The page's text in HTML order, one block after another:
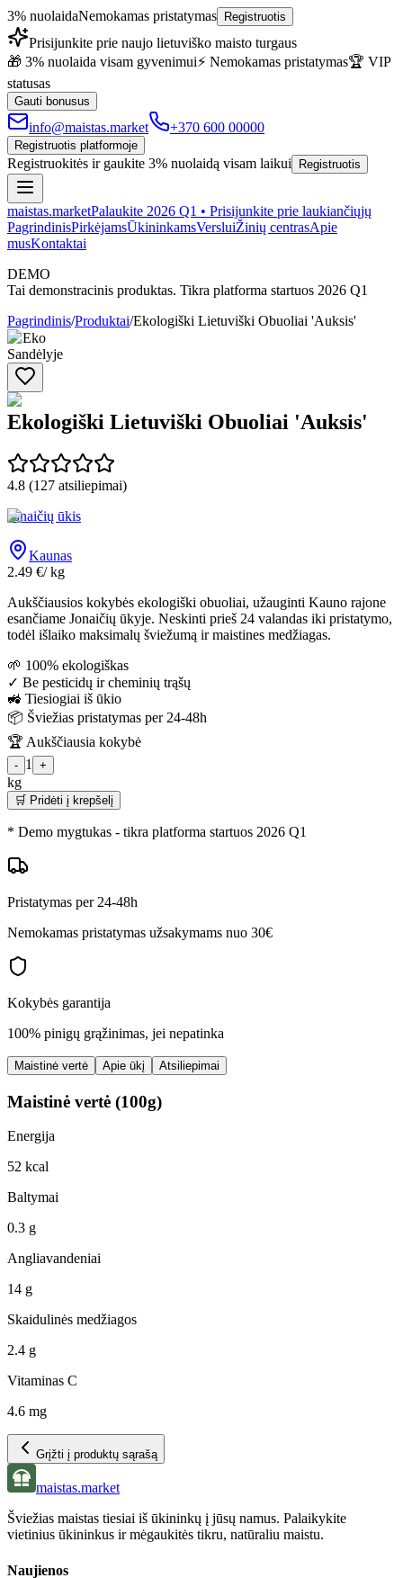
3% nuolaidaNemokamas pristatymas Registruotis
Prisijunkite prie naujo lietuviško maisto turgaus
🎁 3% nuolaida visam gyvenimui⚡ Nemokamas pristatymas🏆 VIP
statusas
Gauti bonusus
info@maistas.market +370 600 00000
Registruotis platformoje
Registruokitės ir gaukite 3% nuolaidą visam laikui Registruotis
maistas.marketPalaukite 2026 Q1 • Prisijunkite prie laukiančiųjų
PagrindinisPirkėjamsŪkininkamsVersluiŽinių centrasApie
musKontaktai
DEMO
Tai demonstracinis produktas. Tikra platforma startuos 2026 Q1
Pagrindinis/Produktai/Ekologiški Lietuviški Obuoliai 'Auksis'
✓ Eko
Sandėlyje
Ekologiški Lietuviški Obuoliai 'Auksis'
4.8 (127 atsiliepimai)
Jonaičių ūkis
Kaunas
2.49 €/kg
Aukščiausios kokybės ekologiški obuoliai, užauginti Kauno rajone
esančiame Jonaičių ūkyje. Neskinti prieš 24 valandas iki pristatymo,
todėl išlaiko maksimalų šviežumą ir maistines medžiagas.
🌱 100% ekologiškas
✓ Be pesticidų ir cheminių trąšų
🚜 Tiesiogiai iš ūkio
📦 Šviežias pristatymas per 24-48h
🏆 Aukščiausia kokybė
- 1 +
kg
🛒 Pridėti į krepšelį
* Demo mygtukas - tikra platforma startuos 2026 Q1
Pristatymas per 24-48h
Nemokamas pristatymas užsakymams nuo 30€
Kokybės garantija
100% pinigų grąžinimas, jei nepatinka
Maistinė vertė Apie ūkį Atsiliepimai
Maistinė vertė (100g)
Energija
52 kcal
Baltymai
0.3 g
Angliavandeniai
14 g
Skaidulinės medžiagos
2.4 g
Vitaminas C
4.6 mg
Grįžti į produktų sąrašą
maistas.market
Šviežias maistas tiesiai iš ūkininkų į jūsų namus. Palaikykite
vietinius ūkininkus ir mėgaukitės tikru, natūraliu maistu.
Naujienos